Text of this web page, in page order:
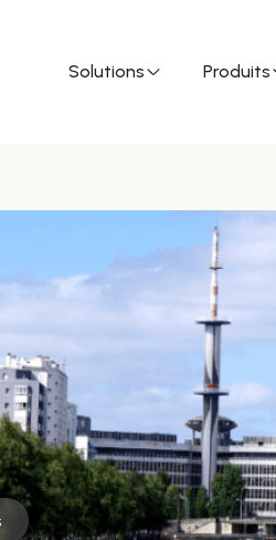
Solutions Produits